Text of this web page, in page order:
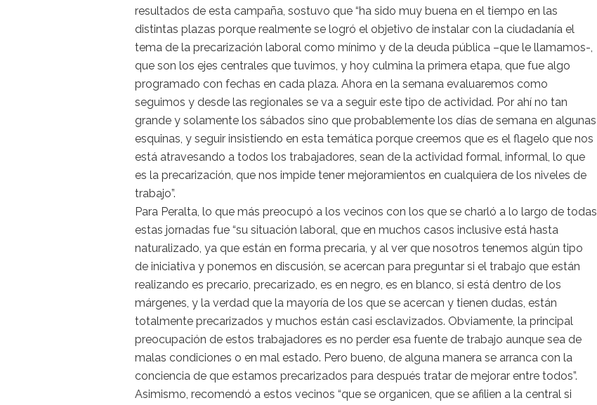
resultados de esta campaña, sostuvo que “ha sido muy buena en el tiempo en las
distintas plazas porque realmente se logró el objetivo de instalar con la ciudadanía el
tema de la precarización laboral como mínimo y de la deuda pública –que le llamamos-,
que son los ejes centrales que tuvimos, y hoy culmina la primera etapa, que fue algo
programado con fechas en cada plaza. Ahora en la semana evaluaremos como
seguimos y desde las regionales se va a seguir este tipo de actividad. Por ahí no tan
grande y solamente los sábados sino que probablemente los días de semana en algunas
esquinas, y seguir insistiendo en esta temática porque creemos que es el flagelo que nos
está atravesando a todos los trabajadores, sean de la actividad formal, informal, lo que
es la precarización, que nos impide tener mejoramientos en cualquiera de los niveles de
trabajo”.
Para Peralta, lo que más preocupó a los vecinos con los que se charló a lo largo de todas
estas jornadas fue “su situación laboral, que en muchos casos inclusive está hasta
naturalizado, ya que están en forma precaria, y al ver que nosotros tenemos algún tipo
de iniciativa y ponemos en discusión, se acercan para preguntar si el trabajo que están
realizando es precario, precarizado, es en negro, es en blanco, si está dentro de los
márgenes, y la verdad que la mayoría de los que se acercan y tienen dudas, están
totalmente precarizados y muchos están casi esclavizados. Obviamente, la principal
preocupación de estos trabajadores es no perder esa fuente de trabajo aunque sea de
malas condiciones o en mal estado. Pero bueno, de alguna manera se arranca con la
conciencia de que estamos precarizados para después tratar de mejorar entre todos”.
Asimismo, recomendó a estos vecinos “que se organicen, que se afilien a la central si